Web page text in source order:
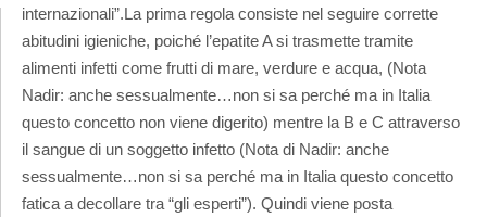
internazionali”.La prima regola consiste nel seguire corrette
abitudini igieniche, poiché l’epatite A si trasmette tramite
alimenti infetti come frutti di mare, verdure e acqua, (Nota
Nadir: anche sessualmente…non si sa perché ma in Italia
questo concetto non viene digerito) mentre la B e C attraverso
il sangue di un soggetto infetto (Nota di Nadir: anche
sessualmente…non si sa perché ma in Italia questo concetto
fatica a decollare tra “gli esperti”). Quindi viene posta